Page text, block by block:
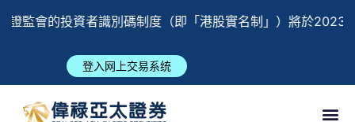
監會的投資者識別碼制度（即「港股實名制」）將於
登入网上交易系统